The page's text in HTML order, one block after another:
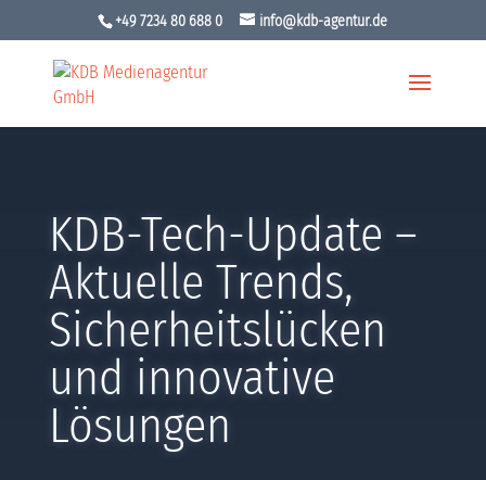
+49 7234 80 688 0 info@kdb-agentur.de
KDB-Tech-Update –
Aktuelle Trends,
Sicherheitslücken
und innovative
Lösungen